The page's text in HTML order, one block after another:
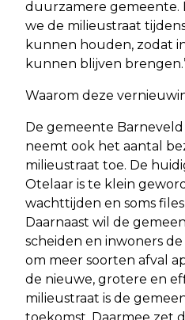
duurzamere gemeente.
we de milieustraat
kunnen houden, zodat
kunnen blijven
Waarom deze
De gemeente
neemt ook het aantal
milieustraat toe. De
Otelaar is te klein
wachttijden en soms
Daarnaast wil de
scheiden en inwoners
om meer soorten afval
de nieuwe, grotere en
milieustraat is de
toekomst. Daarmee zet